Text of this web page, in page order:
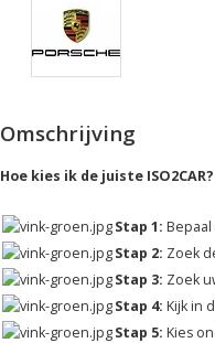
Omschrijving
Hoe kies ik de juiste ISO2CAR?
Stap 1:
Stap 2: Zoek
Stap 3: Zoek
Stap 4: Kijk in
Stap 5: Kies